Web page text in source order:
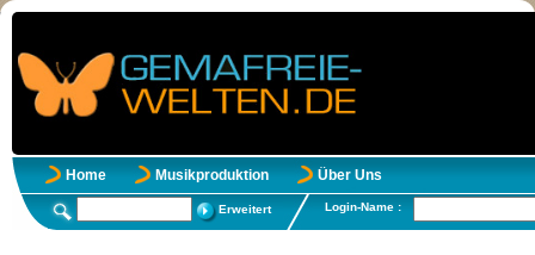
Home Musikproduktion Über Uns
Erweitert Login-Name :